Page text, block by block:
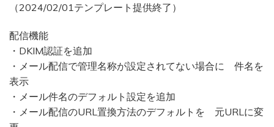
（2024/02/01テンプレート提供終了）
配信機能
・DKIM認証を追加
・メール配信で管理名称が設定されてない場合に 件名を
表示
・メール件名のデフォルト設定を追加
・メール配信のURL置換方法のデフォルトを 元URLに変